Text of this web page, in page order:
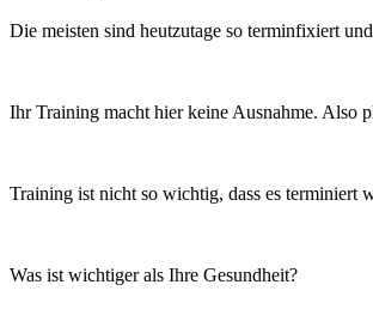
Die meisten sind heutzutage so terminfixiert
Ihr Training macht hier keine Ausnahme. Also
Training ist nicht so wichtig, dass es terminiert
Was ist wichtiger als Ihre Gesundheit?